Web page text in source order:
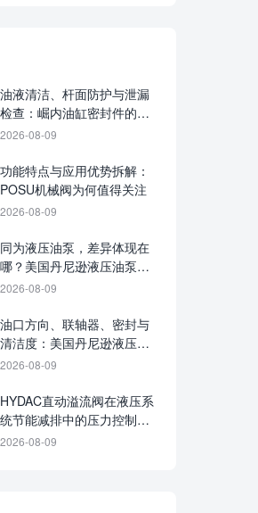
油液清洁、杆面防护与泄漏
检查：崛内油缸密封件的三
项日常维护重点
2026-08-09
功能特点与应用优势拆解：
POSU机械阀为何值得关注
2026-08-09
同为液压油泵，差异体现在
哪？美国丹尼逊液压油泵与
普通液压油泵的型号、结构
2026-08-09
油口方向、联轴器、密封与
清洁度：美国丹尼逊液压油
泵安装前的四项检查
2026-08-09
HYDAC直动溢流阀在液压系
统节能减排中的压力控制价
值
2026-08-09